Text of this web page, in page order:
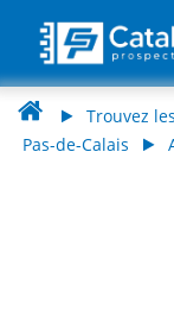
Trouvez
Pas-de-Calais